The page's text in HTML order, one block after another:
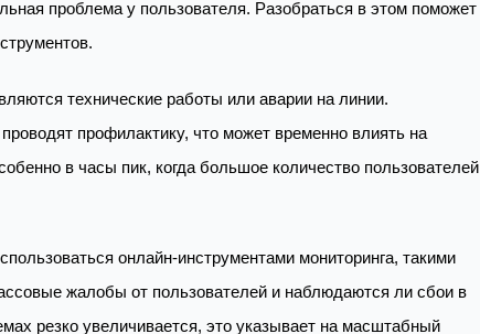
проблема у пользователя. Разобраться в этом поможет
технические работы или аварии на линии.
профилактику, что может временно влиять на
в часы пик, когда большое количество пользователей
онлайн-инструментами мониторинга, такими
жалобы от пользователей и наблюдаются ли сбои в
резко увеличивается, это указывает на масштабный